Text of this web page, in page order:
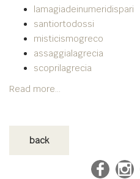
lamagiadeinumeridispari
santiortodossi
misticismogreco
assaggialagrecia
scoprilagrecia
Read more...
back